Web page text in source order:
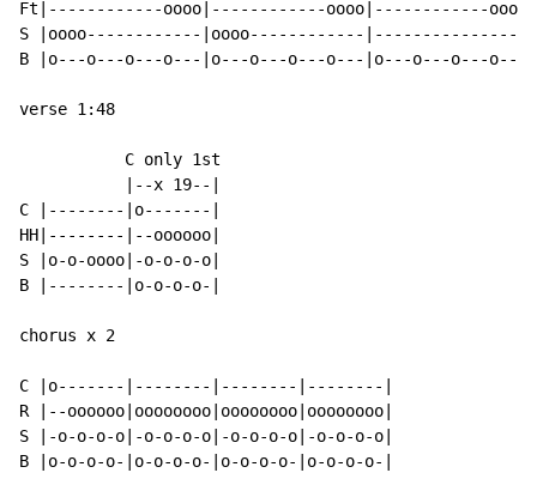
Ft|------------oooo|------------oooo|------------oooo|
S |oooo------------|oooo------------|----------------|
B |o---o---o---o---|o---o---o---o---|o---o---o---o---|
verse 1:48
           C only 1st
           |--x 19--|
C |--------|o-------|
HH|--------|--oooooo|
S |o-o-oooo|-o-o-o-o|
B |--------|o-o-o-o-|
chorus x 2
C |o-------|--------|--------|--------|
R |--oooooo|oooooooo|oooooooo|oooooooo|
S |-o-o-o-o|-o-o-o-o|-o-o-o-o|-o-o-o-o|
B |o-o-o-o-|o-o-o-o-|o-o-o-o-|o-o-o-o-|